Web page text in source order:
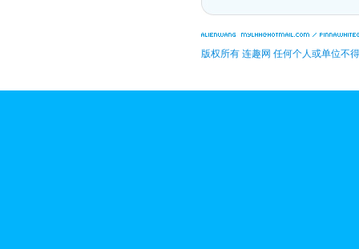
版权所有 连趣网 任何个人或单位不